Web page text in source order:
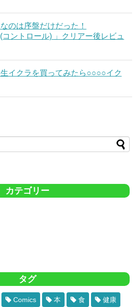
のは序盤だけだった！
コントロール) 」クリアー後レビュ
イクラを買ってみたら○○○○イク
カテゴリー
タグ
Comics 本 食 健康